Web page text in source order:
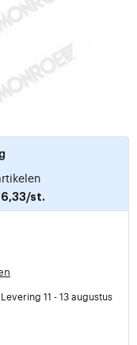
st.
Levering 11 - 13 augustus